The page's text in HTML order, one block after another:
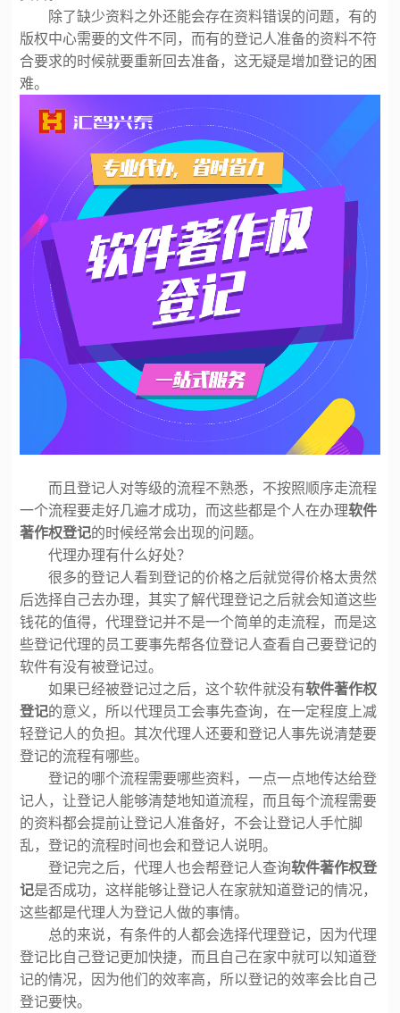
除了缺少资料之外还能会存在资料错误的问题，有的
版权中心需要的文件不同，而有的登记人准备的资料不符
合要求的时候就要重新回去准备，这无疑是增加登记的困
难。
而且登记人对等级的流程不熟悉，不按照顺序走流程
一个流程要走好几遍才成功，而这些都是个人在办理软件
著作权登记的时候经常会出现的问题。
代理办理有什么好处？
很多的登记人看到登记的价格之后就觉得价格太贵然
后选择自己去办理，其实了解代理登记之后就会知道这些
钱花的值得，代理登记并不是一个简单的走流程，而是这
些登记代理的员工要事先帮各位登记人查看自己要登记的
软件有没有被登记过。
如果已经被登记过之后，这个软件就没有软件著作权
登记的意义，所以代理员工会事先查询，在一定程度上减
轻登记人的负担。其次代理人还要和登记人事先说清楚要
登记的流程有哪些。
登记的哪个流程需要哪些资料，一点一点地传达给登
记人，让登记人能够清楚地知道流程，而且每个流程需要
的资料都会提前让登记人准备好，不会让登记人手忙脚
乱，登记的流程时间也会和登记人说明。
登记完之后，代理人也会帮登记人查询软件著作权登
记是否成功，这样能够让登记人在家就知道登记的情况，
这些都是代理人为登记人做的事情。
总的来说，有条件的人都会选择代理登记，因为代理
登记比自己登记更加快捷，而且自己在家中就可以知道登
记的情况，因为他们的效率高，所以登记的效率会比自己
登记要快。